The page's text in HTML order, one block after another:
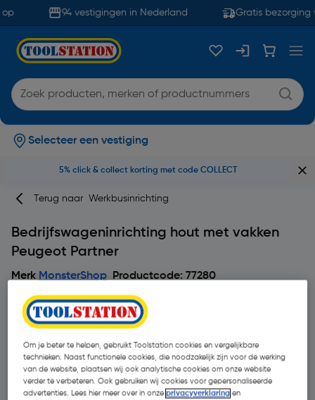
94 vestigingen in Nederland Gratis bezorging
Selecteer een vestiging
5% click & collect korting met code COLLECT
Terug naar Werkbusinrichting
Bedrijfswageninrichting hout met vakken
Peugeot Partner
Merk MonsterShop Productcode: 77280
Om je beter te helpen, gebruikt Toolstation cookies en vergelijkbare
technieken. Naast functionele cookies, die noodzakelijk zijn voor de werking
van de website, plaatsen wij ook analytische cookies om onze website
verder te verbeteren. Ook gebruiken wij cookies voor gepersonaliseerde
advertenties. Lees hier meer over in onzeprivacyverklaring en